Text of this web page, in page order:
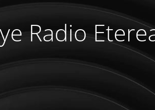
Radio